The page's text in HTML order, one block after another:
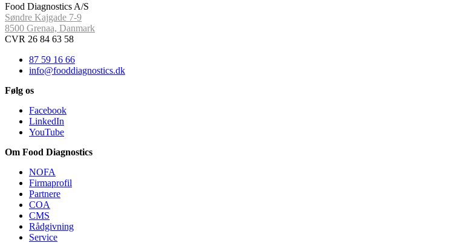
Food Diagnostics A/S
Søndre Kajgade 7-9
8500 Grenaa, Danmark
CVR 26 84 63 58
87 59 16 66
info@fooddiagnostics.dk
Følg os
Facebook
LinkedIn
YouTube
Om Food Diagnostics
NOFA
Firmaprofil
Partnere
COA
CMS
Rådgivning
Service